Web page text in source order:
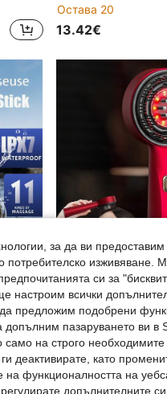
Остава 20
13.42€
MiSMON Безжичен масажор, Ръчен вибромасажор, Масажор за релаксация на тялото, Релаксация на мускулите на цялото тяло за врата, гърба, раменете, талията, Ръчна декомпресионна терапия, Масажор за гръб, Масажор за корем, Масажор за ръце и крайници, Релаксиращ масажор
-1% 1 бр. Многофункционален масажен гребен, електрическа четка за масаж, домашен стимулатор за скалп, четка за коса с червена светлина против косопад - USB
26.08€ 26.48€
за да ви предоставим
изживяване.
си за
настроим всички
предложим подобрени
пазаруването ви в
на строго необходимите
деактивирате, като
функционалността на
допълнителните си